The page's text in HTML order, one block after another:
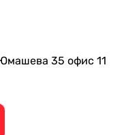
35 офис 11